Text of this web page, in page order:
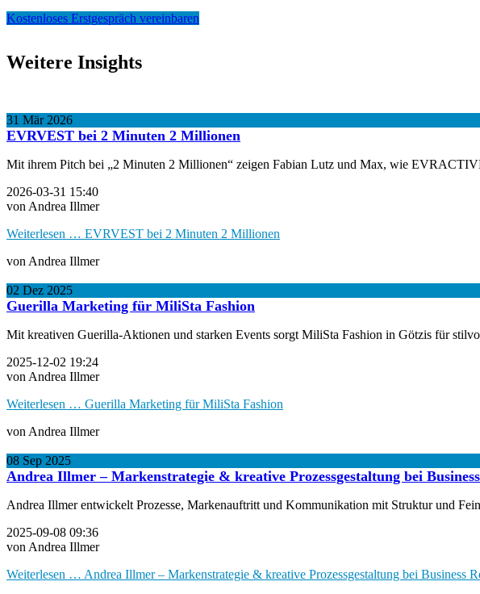
Kostenloses Erstgespräch vereinbaren
Weitere Insights
31 Mär 2026
EVRVEST bei 2 Minuten 2 Millionen
Mit ihrem Pitch bei „2 Minuten 2 Millionen“ zeigen Fabian Lutz und Max, wie
2026-03-31 15:40
von Andrea Illmer
Weiterlesen … EVRVEST bei 2 Minuten 2 Millionen
von Andrea Illmer
02 Dez 2025
Guerilla Marketing für MiliSta Fashion
Mit kreativen Guerilla-Aktionen und starken Events sorgt MiliSta Fashion in Götzis für
2025-12-02 19:24
von Andrea Illmer
Weiterlesen … Guerilla Marketing für MiliSta Fashion
von Andrea Illmer
08 Sep 2025
Andrea Illmer – Markenstrategie & kreative Prozessgestaltung bei
Andrea Illmer entwickelt Prozesse, Markenauftritt und Kommunikation mit Struktur und
2025-09-08 09:36
von Andrea Illmer
Weiterlesen … Andrea Illmer – Markenstrategie & kreative Prozessgestaltung bei Business